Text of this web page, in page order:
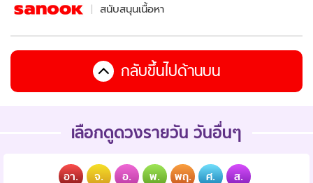
สนับสนุนเนื้อหา
กลับขึ้นไปด้านบน
เลือกดูดวงรายวัน วันอื่นๆ
อา. จ. อ. พ. พฤ. ศ. ส.